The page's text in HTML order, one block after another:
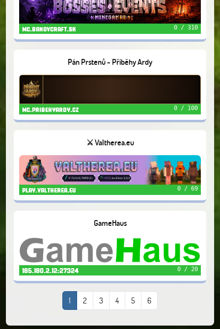
mc.banovcraft.sk 0 / 310
Pán Prstenů - Příběhy Ardy
mc.pribehyardy.cz 0 / 100
⚔️ Valtherea.eu
play.valtherea.eu 0 / 69
GameHaus
185.180.2.12:27324 0 / 20
1 2 3 4 5 6